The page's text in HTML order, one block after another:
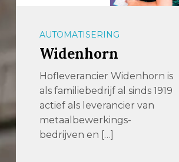
AUTOMATISERING
Widenhorn
Hofleverancier Widenhorn is
als familiebedrijf al sinds 1919
actief als leverancier van
metaalbewerkings-
bedrijven en […]